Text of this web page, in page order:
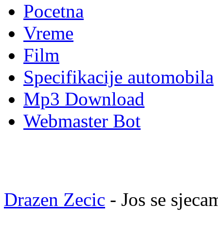
Pocetna
Vreme
Film
Specifikacije automobila
Mp3 Download
Webmaster Bot
Drazen Zecic - Jos se